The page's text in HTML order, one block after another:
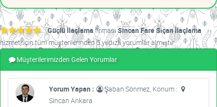
Güçlü İlaçlamafirması Sincan Fare Sıçan İlaçlama
hizmeti için tüm müşterilerinden 5 yıldızlı yorumlar almıştır.
Müşterilerimizden Gelen Yorumlar
Yorum Yapan :
Şaban Sönmez, Konum :
Sincan Ankara